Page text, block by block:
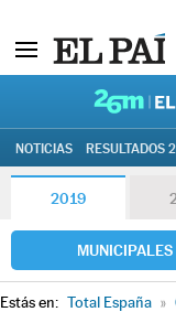
NOTICIAS RESULTADOS
2019
MUNICIPALES
Estás en: Total España »